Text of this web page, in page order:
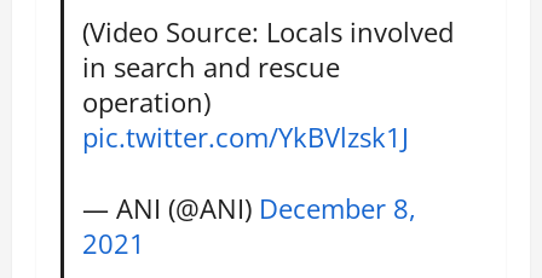
(Video Source: Locals involved
in search and rescue
operation)
pic.twitter.com/YkBVlzsk1J
— ANI (@ANI) December 8,
2021